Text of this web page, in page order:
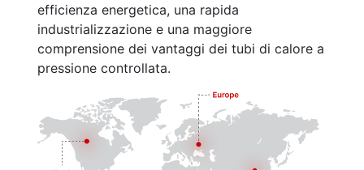
efficienza energetica, una rapida
industrializzazione e una maggiore
comprensione dei vantaggi dei tubi di calore a
pressione controllata.